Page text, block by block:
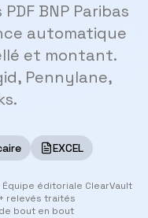
BNP Paribas
automatique
et montant.
Pennylane,
EXCEL
Équipe éditoriale ClearVault
relevés traités
bout en bout